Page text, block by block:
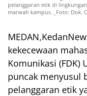
pelanggaran etik di
marwah kampus. _Foto: Dok.
kekecewaan
Komunikasi (FDK)
puncak menyusul
pelanggaran etik